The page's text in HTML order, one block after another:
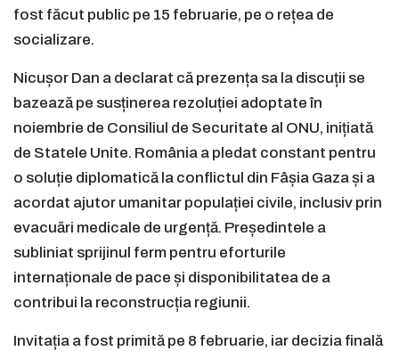
fost făcut public pe 15 februarie, pe o rețea de
socializare.
Nicușor Dan a declarat că prezența sa la discuții se
bazează pe susținerea rezoluției adoptate în
noiembrie de Consiliul de Securitate al ONU, inițiată
de Statele Unite. România a pledat constant pentru
o soluție diplomatică la conflictul din Fâșia Gaza și a
acordat ajutor umanitar populației civile, inclusiv prin
evacuări medicale de urgență. Președintele a
subliniat sprijinul ferm pentru eforturile
internaționale de pace și disponibilitatea de a
contribui la reconstrucția regiunii.
Invitația a fost primită pe 8 februarie, iar decizia finală